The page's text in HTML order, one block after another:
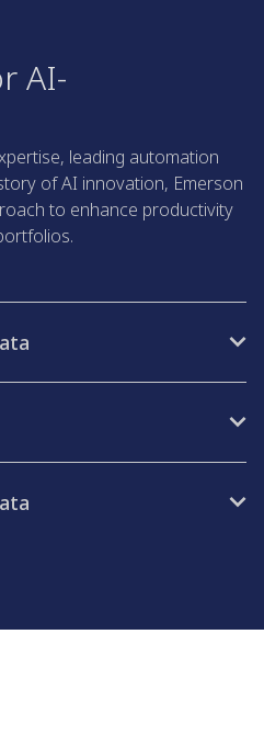
AI-
leading automation
of AI innovation, Emerson
to enhance productivity